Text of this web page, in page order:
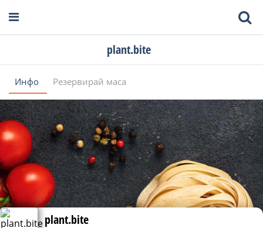
plant.bite
Инфо Резервирай маса
plant.bite